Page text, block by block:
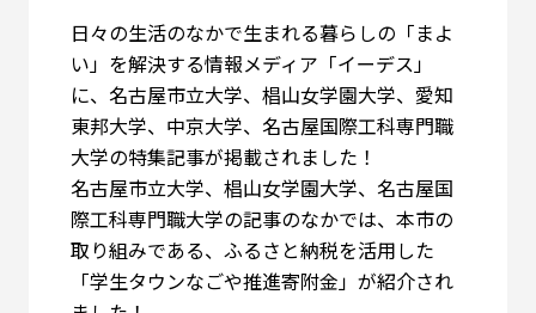
日々の生活のなかで生まれる暮らしの「まよ
い」を解決する情報メディア「イーデス」
に、名古屋市立大学、椙山女学園大学、愛知
東邦大学、中京大学、名古屋国際工科専門職
大学の特集記事が掲載されました！
名古屋市立大学、椙山女学園大学、名古屋国
際工科専門職大学の記事のなかでは、本市の
取り組みである、ふるさと納税を活用した
「学生タウンなごや推進寄附金」が紹介され